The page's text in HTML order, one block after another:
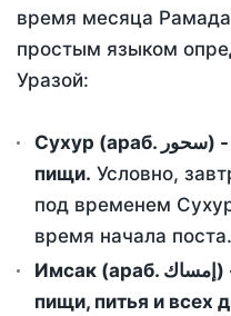
время месяца
простым языком
Уразой:
Сухур (араб. سحور) - это утренний прием
пищи. Условно,
под временем
время начала поста.
Имсак (араб. إمساك) - воздержание от приема
пищи, питья и всех